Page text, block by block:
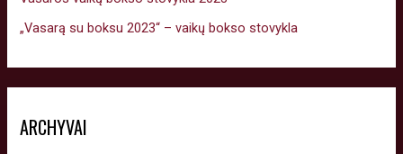
„Vasarą su boksu 2023“ – vaikų bokso stovykla
ARCHYVAI